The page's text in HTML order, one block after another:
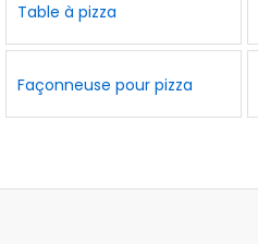
Table à pizza
Façonneuse pour pizza